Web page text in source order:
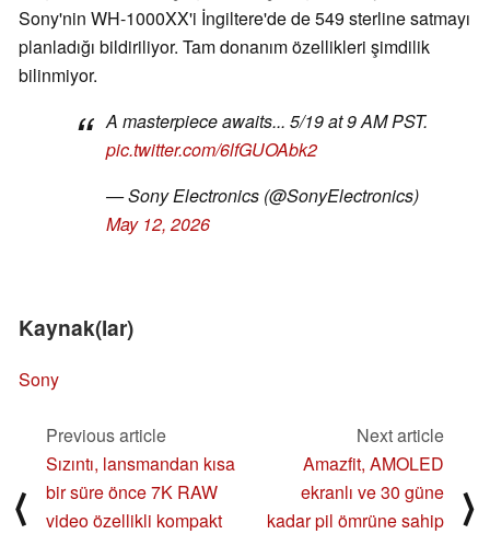
Sony'nin WH-1000XX'i İngiltere'de de 549 sterline satmayı
planladığı bildiriliyor. Tam donanım özellikleri şimdilik
bilinmiyor.
A masterpiece awaits... 5/19 at 9 AM PST.
pic.twitter.com/6lfGUOAbk2
— Sony Electronics (@SonyElectronics)
May 12, 2026
Kaynak(lar)
Sony
⟨
Previous article
Sızıntı, lansmandan kısa
bir süre önce 7K RAW
video özellikli kompakt
Next article
Amazfit, AMOLED
ekranlı ve 30 güne
kadar pil ömrüne sahip
⟩